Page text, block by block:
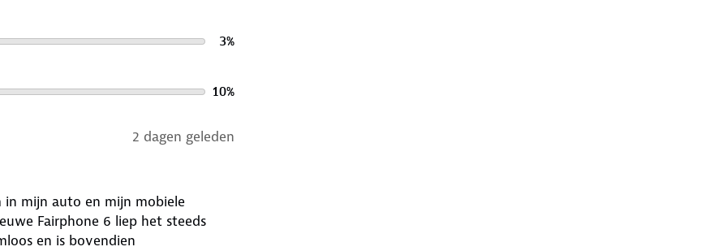
in elk interieur. Hij is vrijwel
hij maximale compatibiliteit biedt
3%
10%
2 dagen geleden
in mijn auto en mijn mobiele
Fairphone 6 liep het steeds
en is bovendien